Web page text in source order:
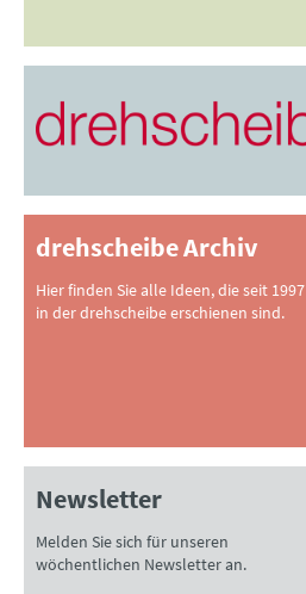
drehscheibe Archiv
Hier finden Sie alle Ideen, die seit 1997
in der drehscheibe erschienen sind.
Newsletter
Melden Sie sich für unseren
wöchentlichen Newsletter an.